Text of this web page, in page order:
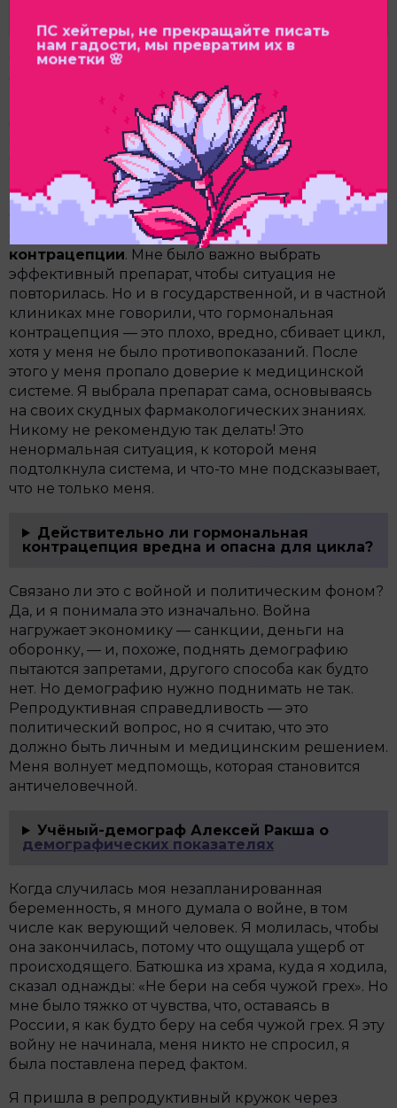
Я переживала и боль утраты — на каком-то
ребёнка, — и психологическую травму от
давления. Это была комплексная боль. Сейчас,
спустя год, мне лучше, но панические атаки
остались. Они случаются, когда я хожу к врачам.
Из-за этого я перестала посещать больницы и
перешла на самолечение. После аборта у меня
был неприятный опыт с врачами, когда я
обратилась по поводугормональной
контрацепции. Мне было важно выбрать
эффективный препарат, чтобы ситуация не
повторилась. Но и в государственной, и в частной
клиниках мне говорили, что гормональная
контрацепция — это плохо, вредно, сбивает цикл,
хотя у меня не было противопоказаний. После
этого у меня пропало доверие к медицинской
системе. Я выбрала препарат сама, основываясь
на своих скудных фармакологических знаниях.
Никому не рекомендую так делать! Это
ненормальная ситуация, к которой меня
подтолкнула система, и что-то мне подсказывает,
что не только меня.
Действительно ли гормональная
контрацепция вредна и опасна для цикла?
Связано ли это с войной и политическим фоном?
Да, и я понимала это изначально. Война
нагружает экономику — санкции, деньги на
оборонку, — и, похоже, поднять демографию
пытаются запретами, другого способа как будто
нет. Но демографию нужно поднимать не так.
Репродуктивная справедливость — это
политический вопрос, но я считаю, что это
должно быть личным и медицинским решением.
Меня волнует медпомощь, которая становится
античеловечной.
Учёный-демограф Алексей Ракша о
демографических показателях
Когда случилась моя незапланированная
беременность, я много думала о войне, в том
числе как верующий человек. Я молилась, чтобы
она закончилась, потому что ощущала ущерб от
происходящего. Батюшка из храма, куда я ходила,
сказал однажды: «Не бери на себя чужой грех». Но
мне было тяжко от чувства, что, оставаясь в
России, я как будто беру на себя чужой грех. Я эту
войну не начинала, меня никто не спросил, я
была поставлена перед фактом.
Я пришла в репродуктивный кружок через
ПС хейтеры, не прекращайте писать
нам гадости, мы превратим их в
монетки 🌸